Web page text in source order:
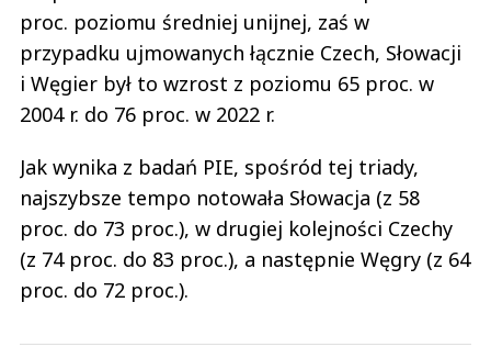
proc. poziomu średniej unijnej, zaś w
przypadku ujmowanych łącznie Czech, Słowacji
i Węgier był to wzrost z poziomu 65 proc. w
2004 r. do 76 proc. w 2022 r.
Jak wynika z badań PIE, spośród tej triady,
najszybsze tempo notowała Słowacja (z 58
proc. do 73 proc.), w drugiej kolejności Czechy
(z 74 proc. do 83 proc.), a następnie Węgry (z 64
proc. do 72 proc.).